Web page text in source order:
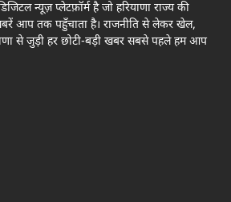
न्यूज़ प्लेटफ़ॉर्म है जो हरियाणा राज्य की
आप तक पहुँचाता है। राजनीति से लेकर खेल,
से जुड़ी हर छोटी-बड़ी खबर सबसे पहले हम आप